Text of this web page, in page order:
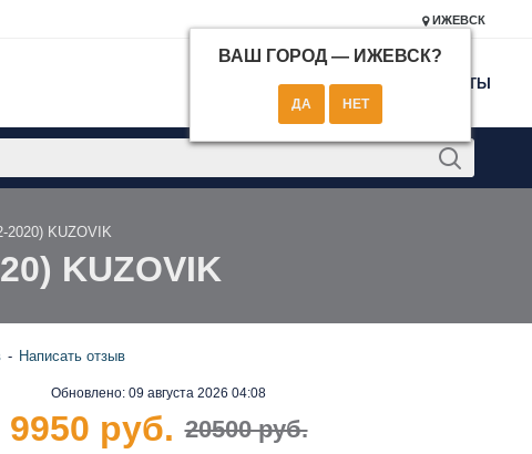
ИЖЕВСК
ВАШ ГОРОД — ИЖЕВСК?
КОНТАКТЫ
2020) KUZOVIK
KUZOVIK
Обновлено: 09 августа 2026 04:08
- Написать отзыв
20500 руб.
9950 руб.